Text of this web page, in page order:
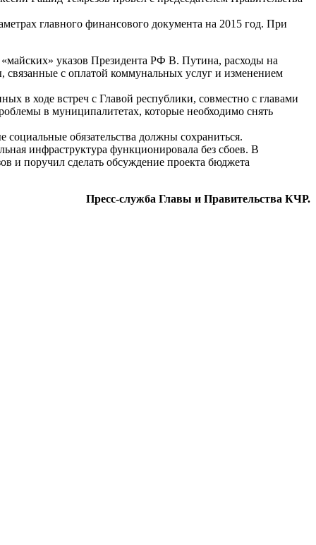
главного финансового документа на 2015 год. При
указов Президента РФ В. Путина, расходы на
связанные с оплатой коммунальных услуг и изменением
в ходе встреч с Главой республики, совместно с главами
в муниципалитетах, которые необходимо снять
обязательства должны сохраниться.
инфраструктура функционировала без сбоев. В
и поручил сделать обсуждение проекта бюджета
Пресс-служба Главы и Правительства КЧР.